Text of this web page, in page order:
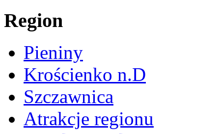
Region
Pieniny
Krościenko n.D
Szczawnica
Atrakcje regionu